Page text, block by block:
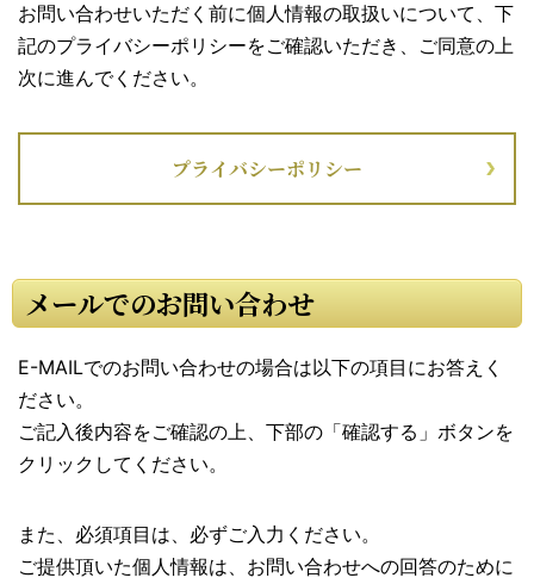
お問い合わせいただく前に個人情報の取扱いについて、下
記のプライバシーポリシーをご確認いただき、ご同意の上
次に進んでください。
プライバシーポリシー
メールでのお問い合わせ
E-MAILでのお問い合わせの場合は以下の項目にお答えく
ださい。
ご記入後内容をご確認の上、下部の「確認する」ボタンを
クリックしてください。
また、必須項目は、必ずご入力ください。
ご提供頂いた個人情報は、お問い合わせへの回答のために